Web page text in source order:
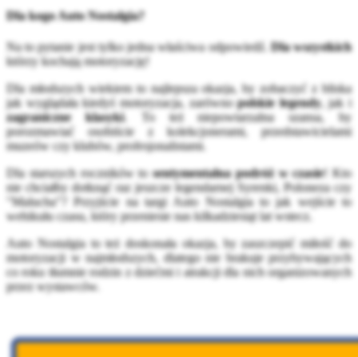
Dla kogo Auto Nostalgia?
Na to pytanie jest tylko jedna właściwa odpowiedź. Dla wszystkich
którzy kochają motoryzację!
Dla młodszych wiekiem to najlepsza okazja, by zobaczyć z bliska
jak wyglądała kiedyś motoryzacja, zarównopolskie legendy, jak i
zagraniczne klasyki. To też niepowtarzalna szansa, by
porozmawiać osobiście z kolekcjonerami, przedstawicielami
muzeów czy klubów, profesjonalistami.
Dla starszych roczników tosentymentalna podróż w czasie! Kto
nie chciałby dotknąć raz jeszcze legendarnej Syrenki, Poloneza czy
"Malucha"? Przyjście na targi Auto Nostalgia to jak wejście to
wehikułu czasu, który przeniesie nas kilkadziesiąt lat wstecz.
Auto Nostalgia to też doskonała okazja, by zaszczepić miłość do
motoryzacji w najmłodszych, dlatego nie brakuje przybywających
co roku tłumnie rodzin z dziećmi i atrakcji dla nich organizowanych
przez wystawców.